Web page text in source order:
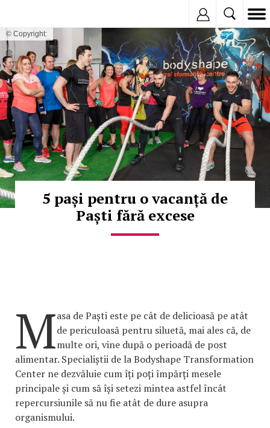
© Copyright:
5 pași pentru o vacanță de
Paști fără excese
Masa de Paști este pe cât de delicioasă pe atât
de periculoasă pentru siluetă, mai ales că, de
multe ori, vine după o perioadă de post
alimentar. Specialiștii de la Bodyshape Transformation
Center ne dezvăluie cum îți poți împărți mesele
principale și cum să își setezi mintea astfel încât
repercursiunile să nu fie atât de dure asupra
organismului.